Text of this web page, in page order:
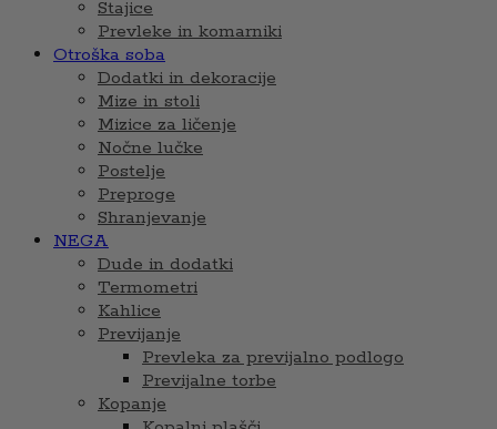
Stajice
Prevleke in komarniki
Otroška soba
Dodatki in dekoracije
Mize in stoli
Mizice za ličenje
Nočne lučke
Postelje
Preproge
Shranjevanje
NEGA
Dude in dodatki
Termometri
Kahlice
Previjanje
Prevleka za previjalno podlogo
Previjalne torbe
Kopanje